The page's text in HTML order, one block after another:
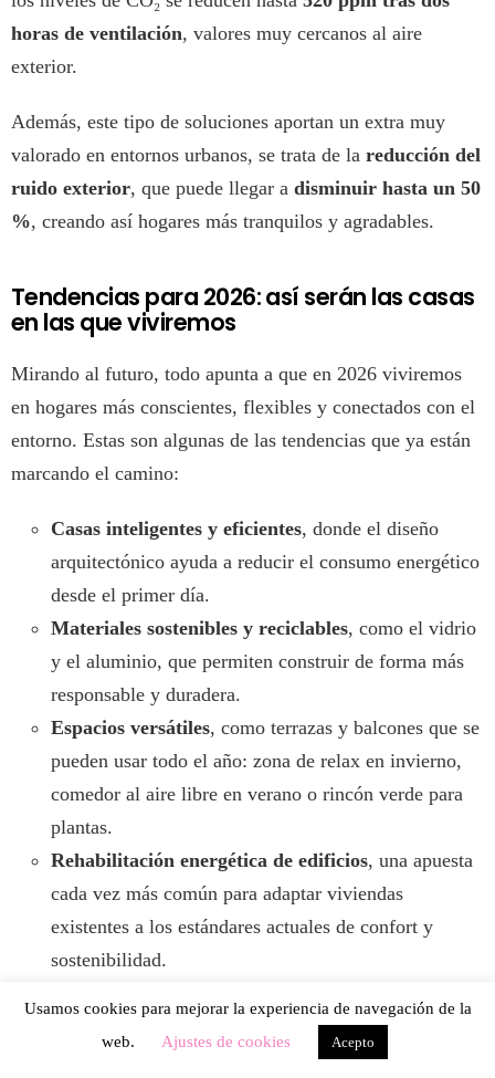
horas de ventilación, valores muy cercanos al aire
exterior.
Además, este tipo de soluciones aportan un extra muy
valorado en entornos urbanos, se trata de la reducción del
ruido exterior, que puede llegar a disminuir hasta un 50
%, creando así hogares más tranquilos y agradables.
Tendencias para 2026: así serán las casas
en las que viviremos
Mirando al futuro, todo apunta a que en 2026 viviremos
en hogares más conscientes, flexibles y conectados con el
entorno. Estas son algunas de las tendencias que ya están
marcando el camino:
Casas inteligentes y eficientes, donde el diseño
arquitectónico ayuda a reducir el consumo energético
desde el primer día.
Materiales sostenibles y reciclables, como el vidrio
y el aluminio, que permiten construir de forma más
responsable y duradera.
Espacios versátiles, como terrazas y balcones que se
pueden usar todo el año: zona de relax en invierno,
comedor al aire libre en verano o rincón verde para
plantas.
Rehabilitación energética de edificios, una apuesta
cada vez más común para adaptar viviendas
existentes a los estándares actuales de confort y
sostenibilidad.
Usamos cookies para mejorar la experiencia de navegación de la
web.
Ajustes de cookies Acepto